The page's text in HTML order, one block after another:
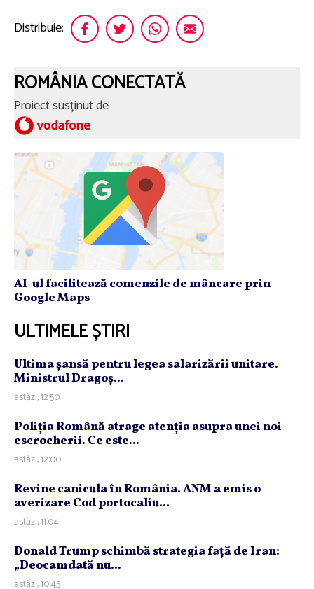
Distribuie:
ROMÂNIA CONECTATĂ
Proiect susținut de
AI-ul facilitează comenzile de mâncare prin
Google Maps
ULTIMELE ȘTIRI
Ultima şansă pentru legea salarizării unitare.
Ministrul Dragoş...
astăzi, 12:50
Poliţia Română atrage atenţia asupra unei noi
escrocherii. Ce este...
astăzi, 12:00
Revine canicula în România. ANM a emis o
averizare Cod portocaliu...
astăzi, 11:04
Donald Trump schimbă strategia faţă de Iran:
„Deocamdată nu...
astăzi, 10:45